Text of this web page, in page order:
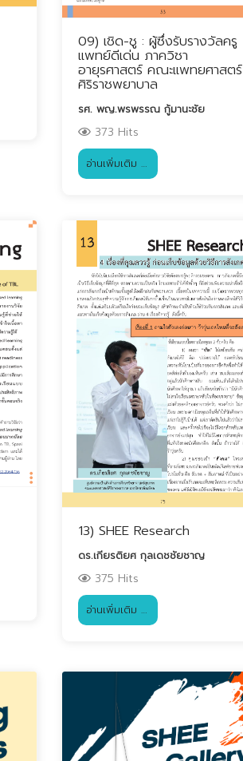
09) เชิด-ชู : ผู้ซึ่งรับรางวัลครู
แพทย์ดีเด่น ภาควิชา
อายุรศาสตร์ คณะแพทยศาสตร์
ศิริราชพยาบาล
รศ. พญ.พรพรรณ กู้มานะชัย
373 Hits
อ่านเพิ่มเติม …
13) SHEE Research
ดร.เกียรติยศ กุลเดชชัยชาญ
375 Hits
อ่านเพิ่มเติม …